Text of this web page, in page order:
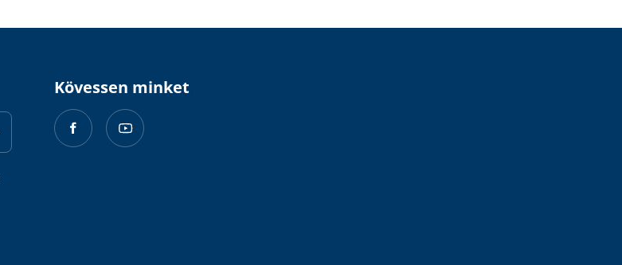
Kövessen minket